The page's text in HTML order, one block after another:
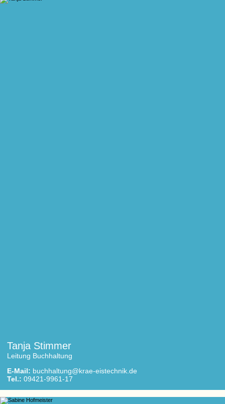
Tanja Stimmer
Leitung Buchhaltung
E-Mail: buchhaltung@krae-eistechnik.de
Tel.: 09421-9961-17